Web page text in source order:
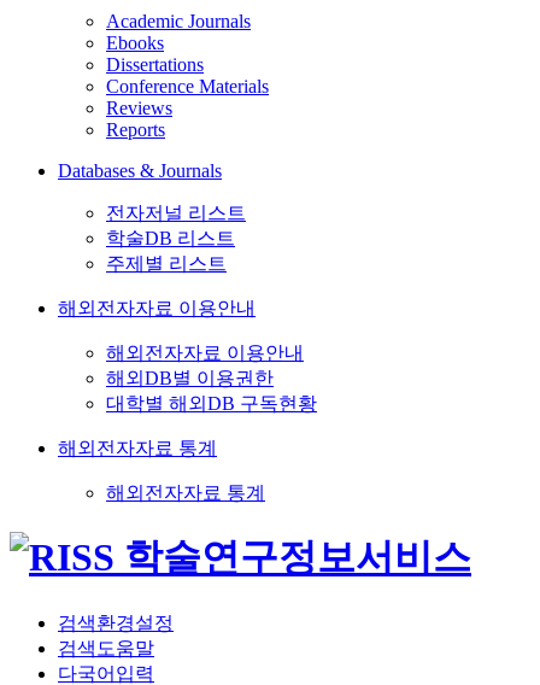
Academic Journals
Ebooks
Dissertations
Conference Materials
Reviews
Reports
Databases & Journals
전자저널 리스트
학술DB 리스트
주제별 리스트
해외전자자료 이용안내
해외전자자료 이용안내
해외DB별 이용권한
대학별 해외DB 구독현황
해외전자자료 통계
해외전자자료 통계
검색환경설정
검색도움말
다국어입력